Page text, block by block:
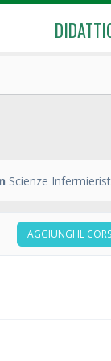
Scienze
AGGIUNGI IL